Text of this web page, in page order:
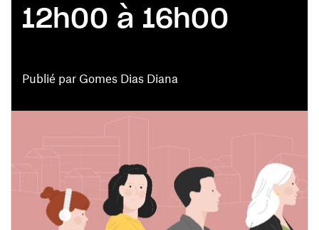
Publié par Gomes Dias Diana
12h00 à 16h00